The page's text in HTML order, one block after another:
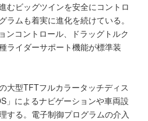
むビッグツインを安全にコントロ
ラムも着実に進化を続けている。
ンコントロール、ドラッグトルク
ライダーサポート機能が標準装
大型TFTフルカラータッチディス
」によるナビゲーションや車両設
する。電子制御プログラムの介入